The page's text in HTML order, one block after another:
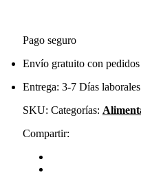
Pago seguro
Envío gratuito con
Entrega: 3-7 Días laborales
SKU: Categorías:
Compartir: